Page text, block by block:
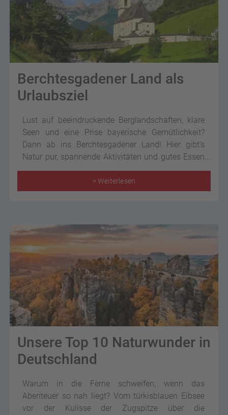
Berchtesgadener Land als
Urlaubsziel
Lust auf beeindruckende Berglandschaften, klare
Seen und eine Prise bayerische Gemütlichkeit?
Dann ab ins Berchtesgadener Land! Hier gibt’s
Natur pur, spannende Aktivitäten und gutes Essen
– alles, was ein perfekter Kurztrip braucht.
> Weiterlesen
Unsere Top 10 Naturwunder in
Deutschland
Warum in die Ferne schweifen, wenn das
Abenteuer so nah liegt? Vom türkisblauen Eibsee
vor der Kulisse der Zugspitze über die